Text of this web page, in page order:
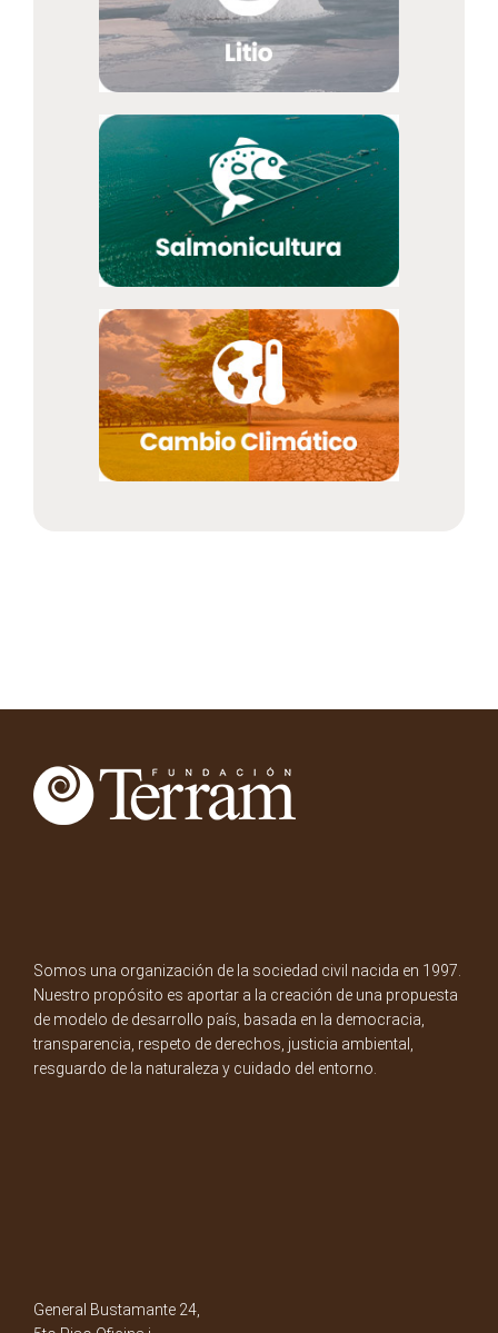
Somos una organización de la sociedad civil nacida en 1997.
Nuestro propósito es aportar a la creación de una propuesta
de modelo de desarrollo país, basada en la democracia,
transparencia, respeto de derechos, justicia ambiental,
resguardo de la naturaleza y cuidado del entorno.
General Bustamante 24,